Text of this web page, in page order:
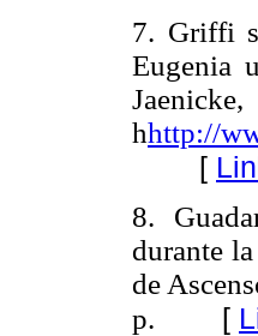
7. Griffi
Eugenia
hhttp://
[
8.
durante
de
p. [